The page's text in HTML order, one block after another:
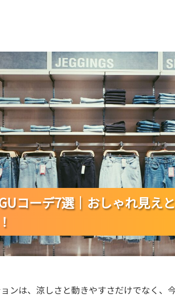
GUコーデ7選｜おしゃれ見えと学校で浮かない
コーデ7選｜おしゃれ見え
コーデ7選｜おしゃれ見え
コーデ7選｜おしゃれ見え
ンは、涼しさと動きやすさだけでなく、